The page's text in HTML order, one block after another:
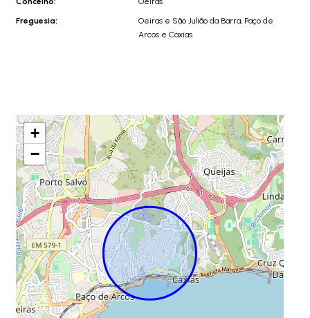
Freguesia:
Oeiras e São Julião da Barra, Paço de
Arcos e Caxias
+
−